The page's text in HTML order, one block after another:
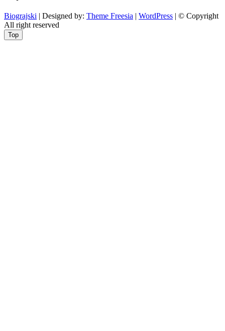
Biograjski | Designed by: Theme Freesia | WordPress | © Copyright
All right reserved
Top